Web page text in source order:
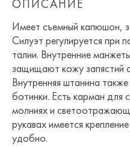
ОПИСАНИЕ
Имеет съемный капюшон,
Силуэт регулируется при
талии. Внутренние
защищают кожу запястий
Внутренняя штанина
ботинки. Есть карман для
молниях и
рукавах имеется
удобно.